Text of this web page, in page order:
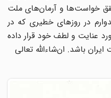
خواست‌ها و آرمان‌های ملت
در روزهای خطیری که در
عنایت و لطف خود قرار داده
باشد. ان‌شاءالله تعالی